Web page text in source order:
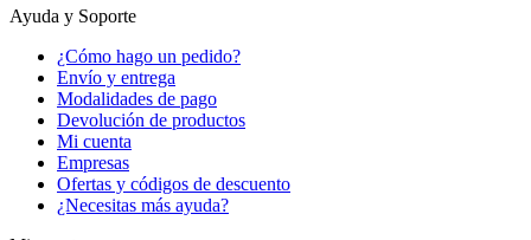
Ayuda y Soporte
¿Cómo hago un pedido?
Envío y entrega
Modalidades de pago
Devolución de productos
Mi cuenta
Empresas
Ofertas y códigos de descuento
¿Necesitas más ayuda?